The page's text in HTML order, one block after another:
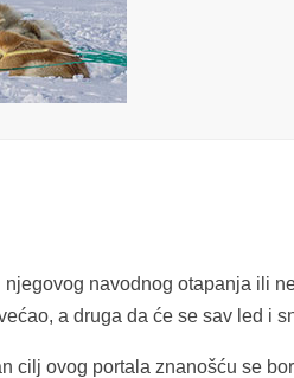
navodnog otapanja ili
a druga da će se sav led i
cilj ovog portala znanošću se